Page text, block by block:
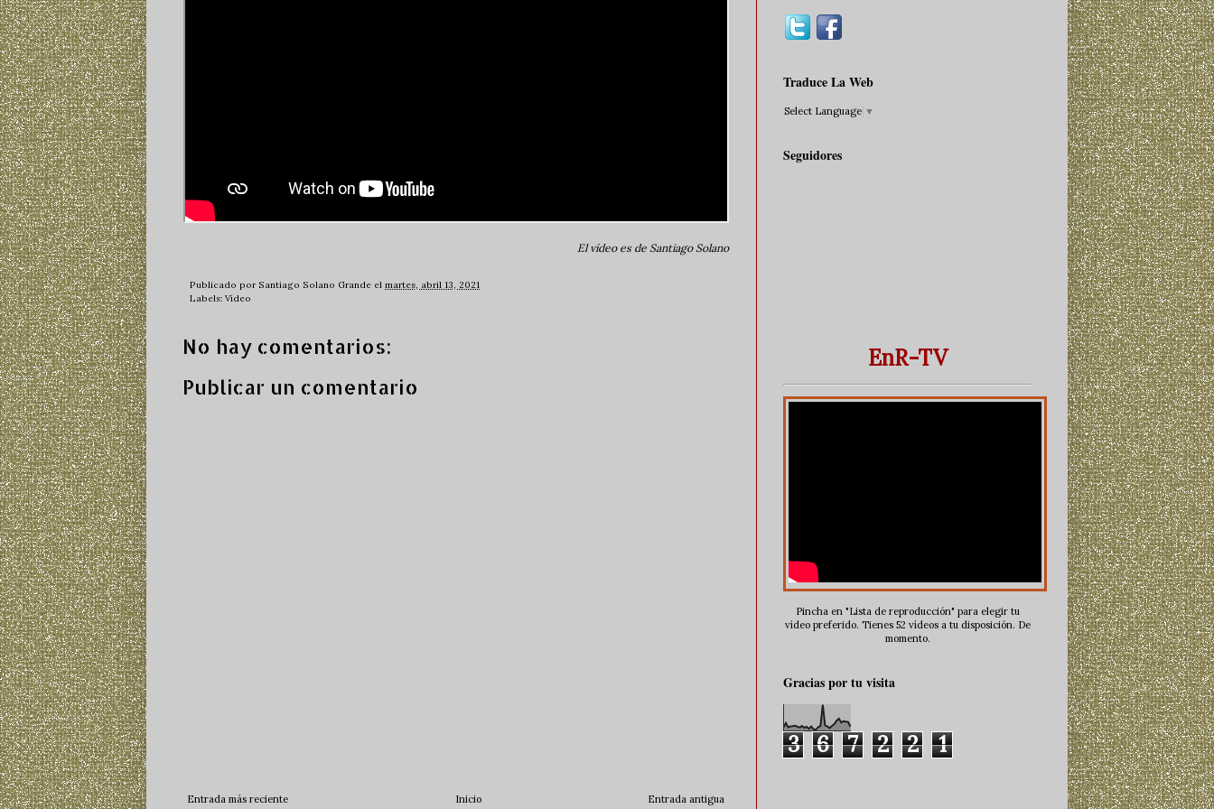
El vídeo es de Santiago Solano
Publicado por Santiago Solano Grande el martes, abril 13, 2021
Labels: Vídeo
No hay comentarios:
Publicar un comentario
Entrada más reciente Entrada antigua
Inicio
Traduce La Web
Select Language ▼
Seguidores
EnR-TV
Pincha en "Lista de reproducción" para elegir tu
vídeo preferido. Tienes 52 vídeos a tu disposición. De
momento.
Gracias por tu visita
3 6 7 2 2 1